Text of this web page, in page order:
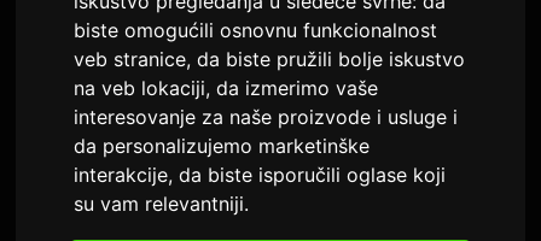
biste omogućili osnovnu funkcionalnost
veb stranice,da biste pružili bolje iskustvo
na veb lokaciji,da izmerimo vaše
interesovanje za naše proizvode i usluge i
da personalizujemo marketinške
interakcije,da biste isporučili oglase koji
su vam relevantniji.
FATAL FURY: City of the
Wolves саундтрек сада
доступан на стриминг
сервисима